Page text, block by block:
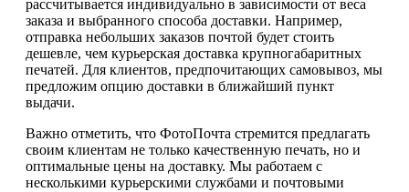
рассчитывается индивидуально в зависимости от веса
заказа и выбранного способа доставки. Например,
отправка небольших заказов почтой будет стоить
дешевле, чем курьерская доставка крупногабаритных
печатей. Для клиентов, предпочитающих самовывоз, мы
предложим опцию доставки в ближайший пункт
выдачи.
Важно отметить, что ФотоПочта стремится предлагать
своим клиентам не только качественную печать, но и
оптимальные цены на доставку. Мы работаем с
несколькими курьерскими службами и почтовыми